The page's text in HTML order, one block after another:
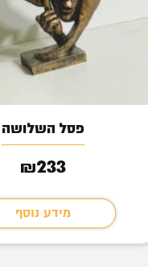
פסל השלושה
₪233
מידע נוסף